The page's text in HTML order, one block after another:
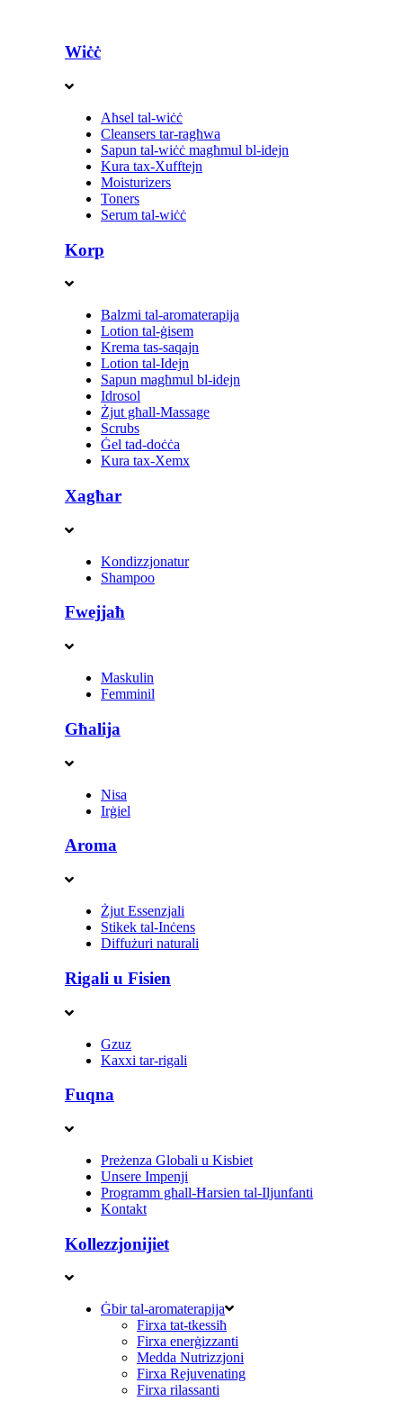
Wiċċ
Aħsel tal-wiċċ
Cleansers tar-ragħwa
Sapun tal-wiċċ magħmul bl-idejn
Kura tax-Xufftejn
Moisturizers
Toners
Serum tal-wiċċ
Korp
Balzmi tal-aromaterapija
Lotion tal-ġisem
Krema tas-saqajn
Lotion tal-Idejn
Sapun magħmul bl-idejn
Idrosol
Żjut għall-Massage
Scrubs
Ġel tad-doċċa
Kura tax-Xemx
Xagħar
Kondizzjonatur
Shampoo
Fwejjaħ
Maskulin
Femminil
Għalija
Nisa
Irġiel
Aroma
Żjut Essenzjali
Stikek tal-Inċens
Diffużuri naturali
Rigali u Fisien
Gzuz
Kaxxi tar-rigali
Fuqna
Preżenza Globali u Kisbiet
Unsere Impenji
Programm għall-Ħarsien tal-Iljunfanti
Kontakt
Kollezzjonijiet
Ġbir tal-aromaterapija
Firxa tat-tkessiħ
Firxa enerġizzanti
Medda Nutrizzjoni
Firxa Rejuvenating
Firxa rilassanti